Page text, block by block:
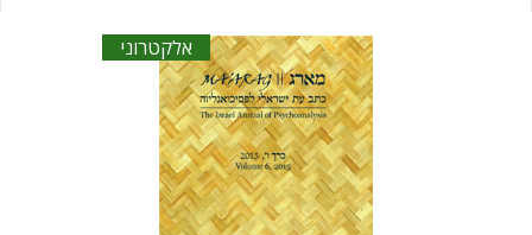
אלקטרוני